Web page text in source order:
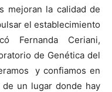
mejoran la calidad de
el establecimiento
Fernanda Ceriani,
de Genética del
y confiamos en
un lugar donde hay